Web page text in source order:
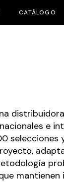
CATÁLOGO
e